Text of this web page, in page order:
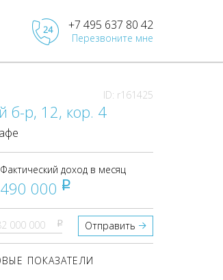
+7 495 637 80 42
Перезвоните мне
ID: r161425
б-р, 12, кор. 4
Фактический доход в месяц
490 000 pуб
pуб Отправить
ПОКАЗАТЕЛИ